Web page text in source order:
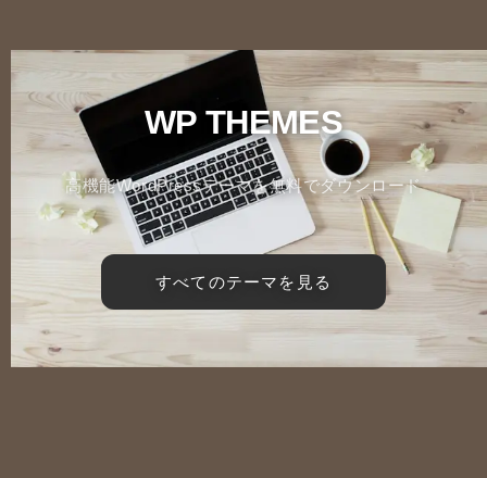
WP THEMES
高機能WordPressテーマを無料でダウンロード
すべてのテーマを見る